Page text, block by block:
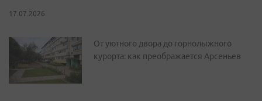
17.07.2026
От уютного двора до горнолыжного
курорта: как преображается Арсеньев